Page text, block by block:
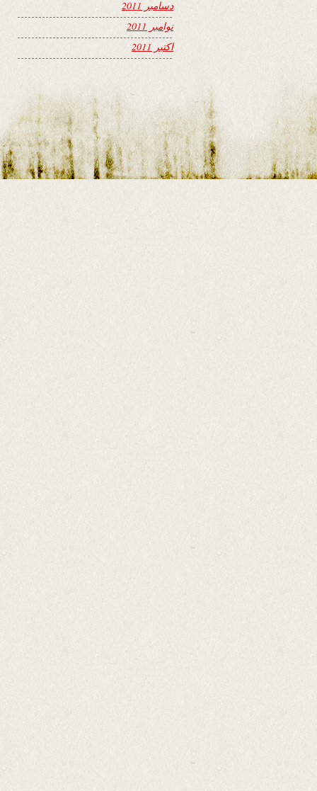
دسامبر 2011
نوامبر 2011
اکتبر 2011